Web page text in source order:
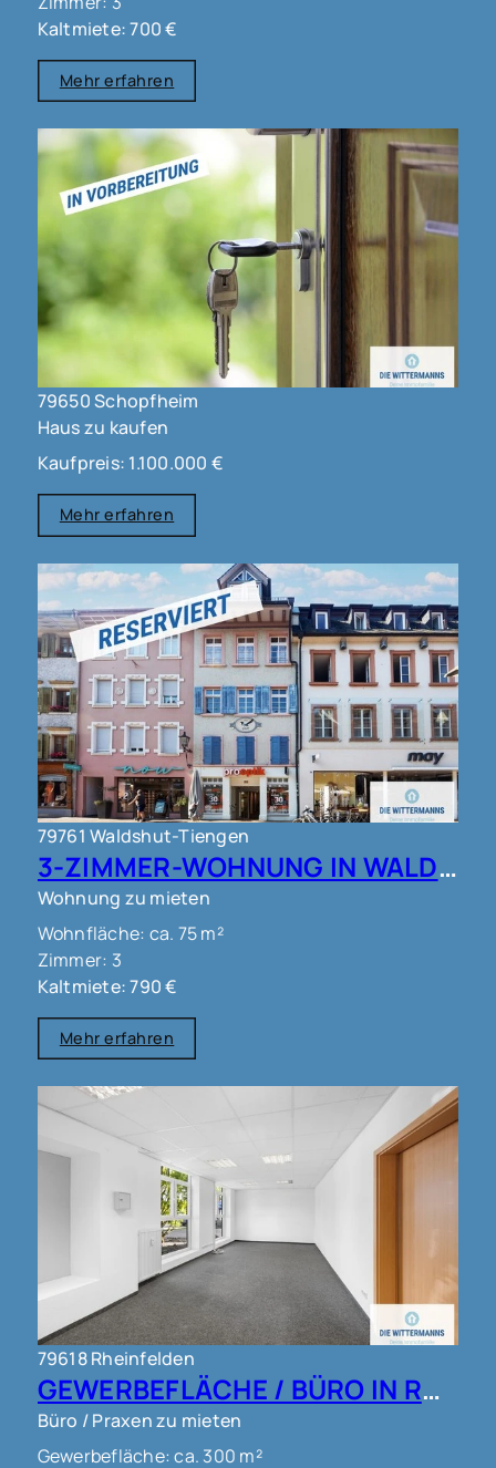
Kaltmiete: 700 €
Mehr erfahren
79650 Schopfheim
Haus zu kaufen
Kaufpreis: 1.100.000 €
Mehr erfahren
79761 Waldshut-Tiengen
3-ZIMMER-WOHNUNG IN WALDSHUT !!!
Wohnung zu mieten
Wohnfläche: ca. 75 m²
Zimmer: 3
Kaltmiete: 790 €
Mehr erfahren
79618 Rheinfelden
GEWERBEFLÄCHE / BÜRO IN RHEINFELDEN !!!
Büro / Praxen zu mieten
Gewerbefläche: ca. 300 m²